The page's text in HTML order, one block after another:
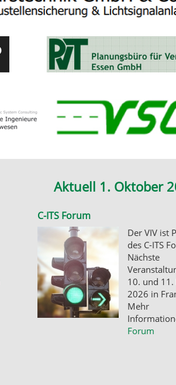
Aktuell 1. Oktober
C-ITS Forum
Der VIV ist
des C-ITS
Nächste
10. und 11.
2026 in
Mehr
Forum